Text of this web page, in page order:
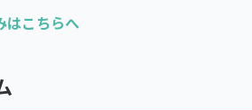
はこちらへ